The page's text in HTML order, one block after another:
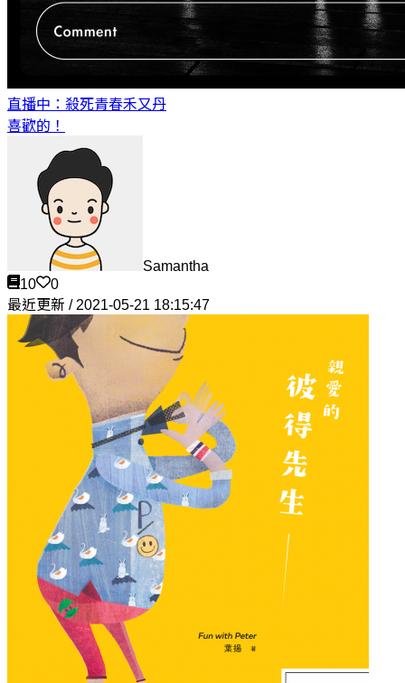
直播中：殺死青春禾又丹
喜歡的！
Samantha
10
0
最近更新 / 2021-05-21 18:15:47